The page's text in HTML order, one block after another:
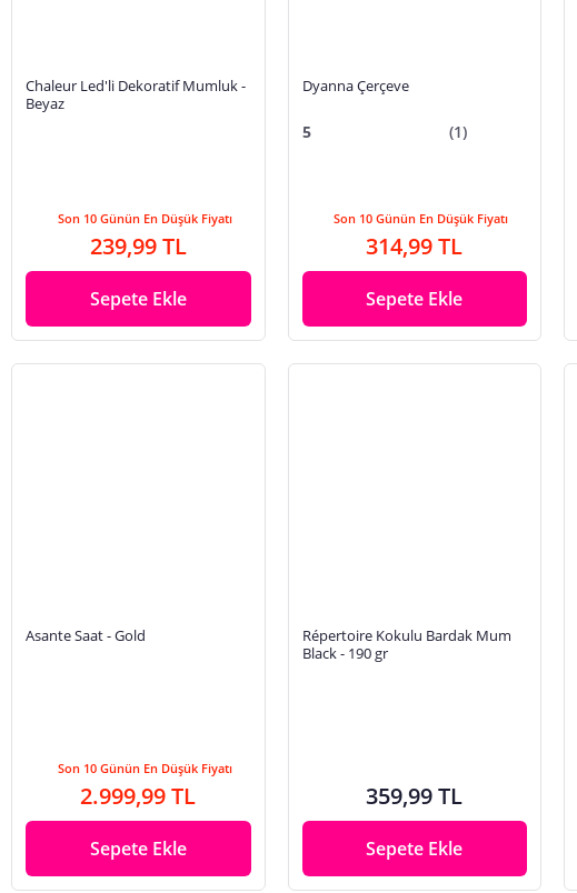
Chaleur Led'li Dekoratif Mumluk -
Beyaz
Son 10 Günün En Düşük Fiyatı
239,99 TL
Sepete Ekle
Dyanna Çerçeve
5 (1)
Son 10 Günün En Düşük Fiyatı
314,99 TL
Sepete Ekle
Asante Saat - Gold
Son 10 Günün En Düşük Fiyatı
2.999,99 TL
Sepete Ekle
Répertoire Kokulu Bardak Mum
Black - 190 gr
359,99 TL
Sepete Ekle